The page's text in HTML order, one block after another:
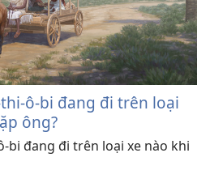
ô-bi đang đi trên loại
ông?
bi đang đi trên loại xe nào khi